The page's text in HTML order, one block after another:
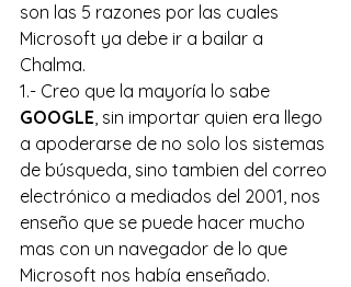
son las 5 razones por las cuales
Microsoft ya debe ir a bailar a
Chalma.
1.- Creo que la mayoría lo sabe
GOOGLE, sin importar quien era llego
a apoderarse de no solo los sistemas
de búsqueda, sino tambien del correo
electrónico a mediados del 2001, nos
enseño que se puede hacer mucho
mas con un navegador de lo que
Microsoft nos había enseñado.